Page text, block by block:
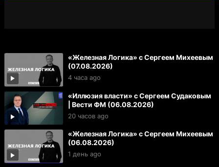
«Железная Логика» с Сергеем Михеевым
(07.08.2026)
4 часа ago
«Иллюзия власти» с Сергеем Судаковым
| Вести ФМ (06.08.2026)
20 часов ago
«Железная Логика» с Сергеем Михеевым
(06.08.2026)
1 день ago